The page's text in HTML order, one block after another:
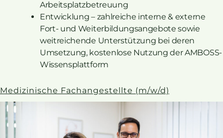
Arbeitsplatzbetreuung
Entwicklung – zahlreiche interne & externe
Fort- und Weiterbildungsangebote sowie
weitreichende Unterstützung bei deren
Umsetzung, kostenlose Nutzung der AMBOSS-
Wissensplattform
Medizinische Fachangestellte (m/w/d)